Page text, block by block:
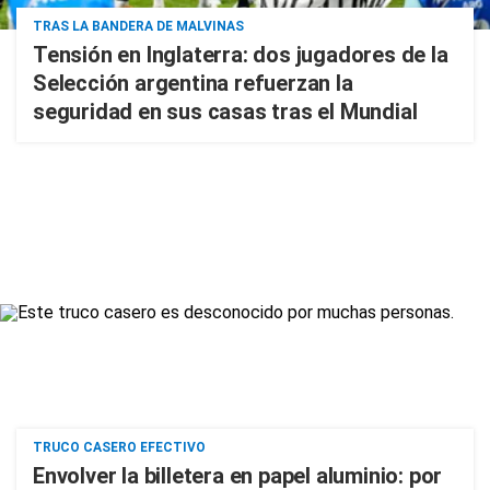
TRAS LA BANDERA DE MALVINAS
Tensión en Inglaterra: dos jugadores de la
Selección argentina refuerzan la
seguridad en sus casas tras el Mundial
TRUCO CASERO EFECTIVO
Envolver la billetera en papel aluminio: por